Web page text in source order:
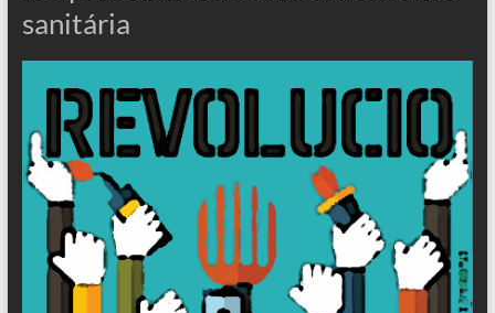
sanitária